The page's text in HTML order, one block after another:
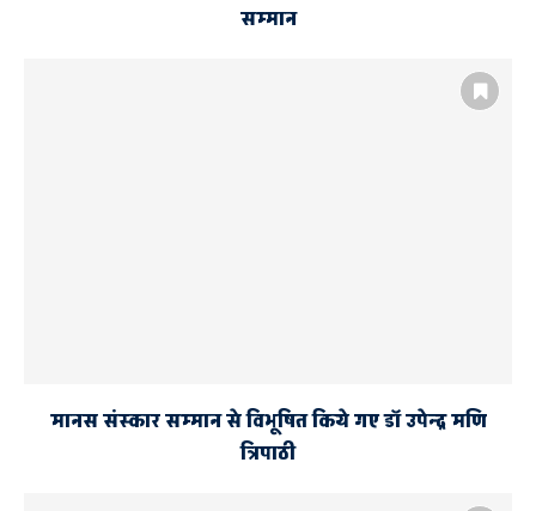
सम्मान
मानस संस्कार सम्मान से विभूषित किये गए डॉ उपेन्द्र मणि
त्रिपाठी